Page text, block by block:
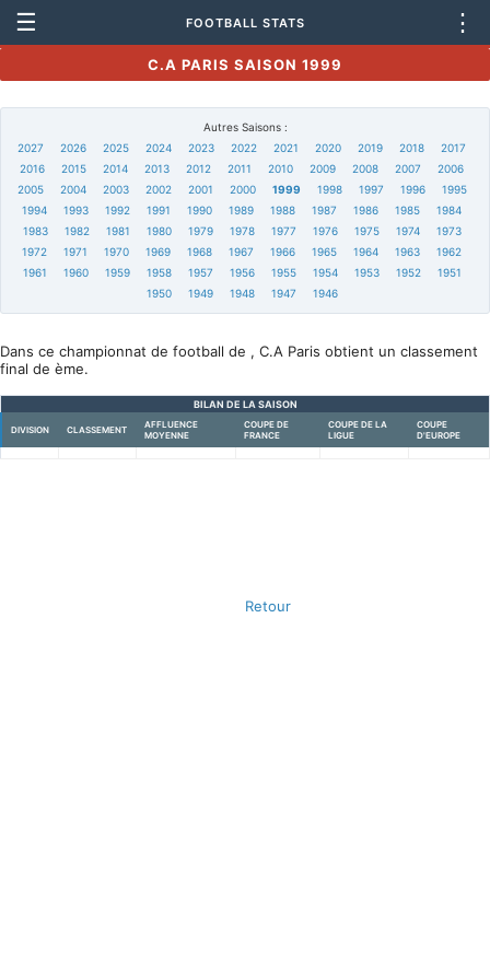
☰ FOOTBALL STATS ⋮
C.A PARIS SAISON 1999
Autres Saisons :
2027
2026 2025 2024 2023 2022 2021 2020 2019 2018
2017
2016
2015 2014 2013 2012 2011 2010 2009 2008 2007
2006
2005
2004 2003 2002 2001 2000 1999 1998 1997 1996
1995
1994
1993 1992 1991 1990 1989 1988 1987 1986 1985
1984
1983
1982 1981 1980 1979 1978 1977 1976 1975 1974
1973
1972
1971 1970 1969 1968 1967 1966 1965 1964 1963
1962
1961
1960 1959 1958 1957 1956 1955 1954 1953 1952
1951
1950
1949 1948 1947 1946
Dans ce championnat de football de , C.A Paris obtient un classement
final de ème.
BILAN DE LA SAISON
DIVISION CLASSEMENT
AFFLUENCE
MOYENNE
COUPE DE
FRANCE
COUPE DE LA
LIGUE
COUPE
D'EUROPE
Retour